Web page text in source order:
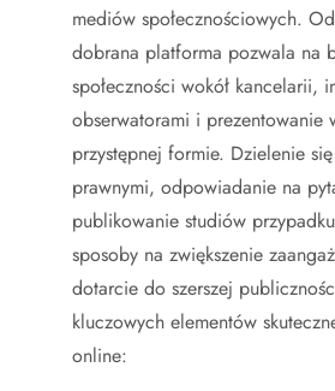
mediów społecznościowych.
dobrana platforma pozwala na
społeczności wokół kancelarii,
obserwatorami i prezentowanie
przystępnej formie. Dzielenie
prawnymi, odpowiadanie na
publikowanie studiów
sposoby na zwiększenie
dotarcie do szerszej
kluczowych elementów
online: